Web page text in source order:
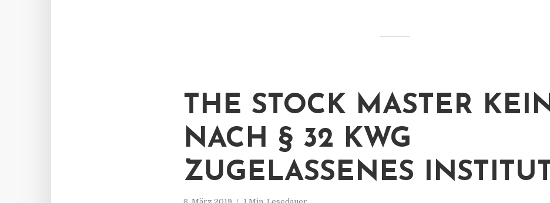
THE STOCK MASTER
NACH § 32 KWG
ZUGELASSENES